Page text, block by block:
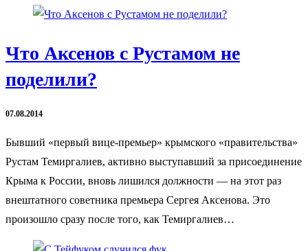
Что Аксенов с Рустамом не
поделили?
07.08.2014
Бывший «первый вице-премьер» крымского «правительства»
Рустам Темиргалиев, активно выступавший за присоединение
Крыма к России, вновь лишился должности — на этот раз
внештатного советника премьера Сергея Аксенова. Это
произошло сразу после того, как Темиргалиев…